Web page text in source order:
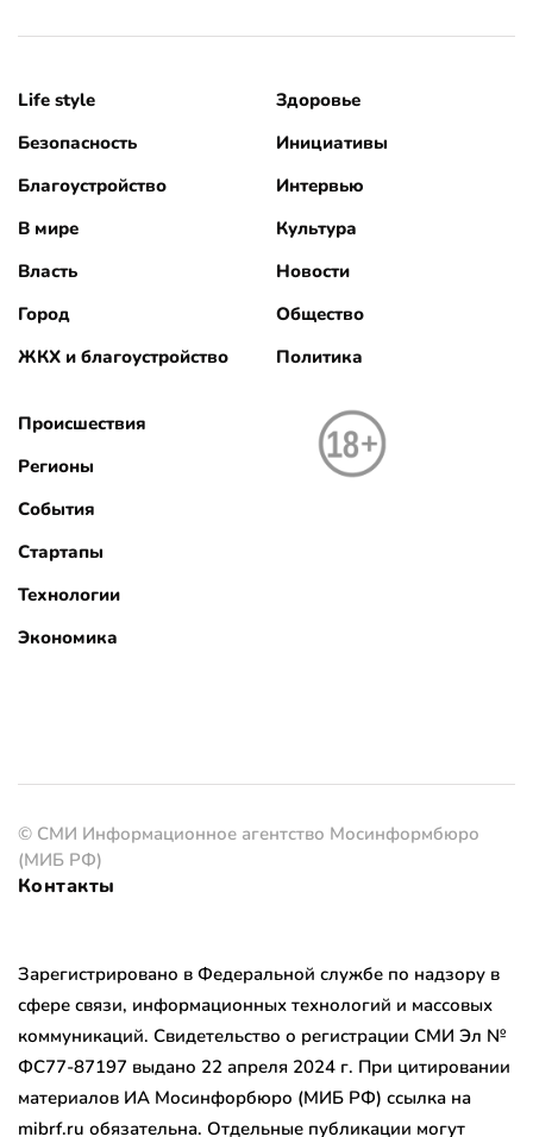
Life style
Безопасность
Благоустройство
В мире
Власть
Город
ЖКХ и благоустройство
Здоровье
Инициативы
Интервью
Культура
Новости
Общество
Политика
Происшествия
Регионы
События
Стартапы
Технологии
Экономика
© СМИ Информационное агентство Мосинформбюро
(МИБ РФ)
Контакты
Зарегистрировано в Федеральной службе по надзору в
сфере связи, информационных технологий и массовых
коммуникаций. Свидетельство о регистрации СМИ Эл №
ФС77-87197 выдано 22 апреля 2024 г. При цитировании
материалов ИА Мосинфорбюро (МИБ РФ) ссылка на
mibrf.ru обязательна. Отдельные публикации могут